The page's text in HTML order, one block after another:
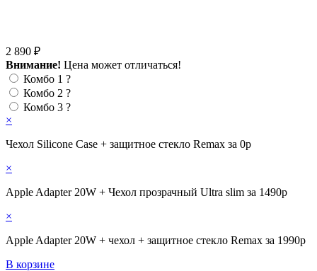
2 890 ₽
Внимание! Цена может отличаться!
Комбо 1 ?
Комбо 2 ?
Комбо 3 ?
×
Чехол Silicone Case + защитное стекло Remax за 0р
×
Apple Adapter 20W + Чехол прозрачный Ultra slim за 1490р
×
Apple Adapter 20W + чехол + защитное стекло Remax за 1990р
В корзине